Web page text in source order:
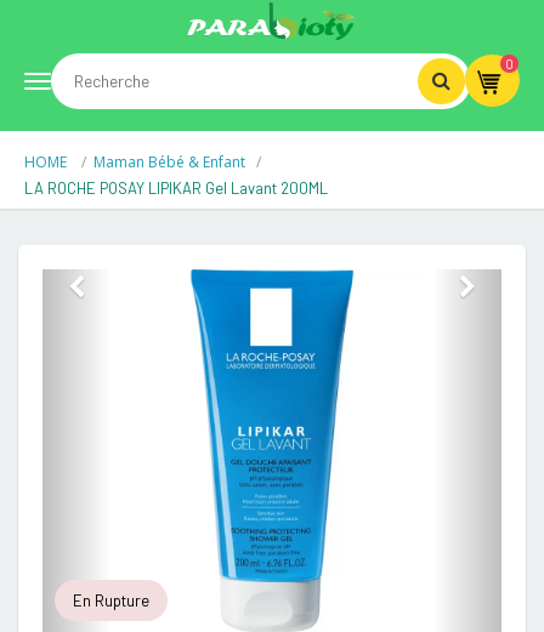
Toggle
navigation
0
HOME Maman Bébé & Enfant
LA ROCHE POSAY LIPIKAR Gel Lavant 200ML
En Rupture